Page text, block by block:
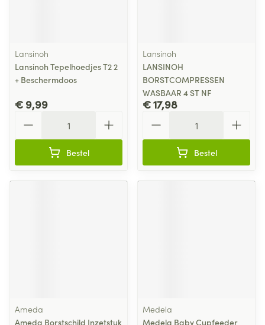
Lansinoh
Lansinoh Tepelhoedjes T2 2
+ Beschermdoos
€ 9,99
Bestel
Lansinoh
LANSINOH
BORSTCOMPRESSEN
WASBAAR 4 ST NF
€ 17,98
Bestel
Ameda
Ameda Borstschild Inzetstuk
Medela
Medela Baby Cupfeeder